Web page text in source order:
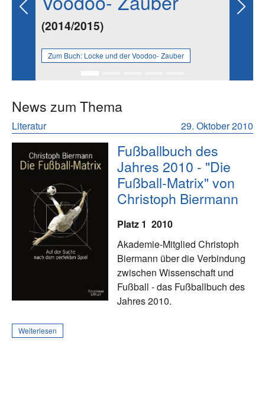
(2014/2015)
Zum Buch: Locke und der Voodoo- Zauber
Previous Next
News zum Thema
29. Oktober 2010
Literatur
Fußballbuch des
Jahres 2010 - "Die
Fußball-Matrix" von
Christoph Biermann
Platz 1 2010
Akademie-Mitglied Christoph
Biermann über die Verbindung
zwischen Wissenschaft und
Fußball - das Fußballbuch des
Jahres 2010.
Weiterlesen